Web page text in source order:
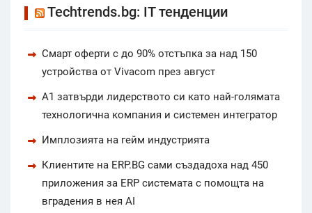
Techtrends.bg: IT тенденции
Смарт оферти с до 90% отстъпка за над 150
устройства от Vivacom през август
А1 затвърди лидерството си като най-голямата
технологична компания и системен интегратор
Имплозията на гейм индустрията
Клиентите на ERP.BG сами създадоха над 450
приложения за ERP системата с помощта на
вградения в нея AI